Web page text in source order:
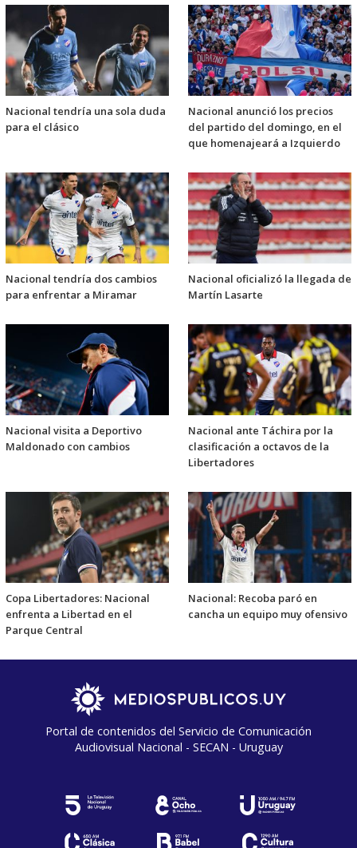
Nacional tendría una sola duda
para el clásico
Nacional anunció los precios
del partido del domingo, en el
que homenajeará a Izquierdo
Nacional tendría dos cambios
para enfrentar a Miramar
Nacional oficializó la llegada de
Martín Lasarte
Nacional visita a Deportivo
Maldonado con cambios
Nacional ante Táchira por la
clasificación a octavos de la
Libertadores
Copa Libertadores: Nacional
enfrenta a Libertad en el
Parque Central
Nacional: Recoba paró en
cancha un equipo muy ofensivo
Portal de contenidos del Servicio de Comunicación
Audiovisual Nacional - SECAN - Uruguay